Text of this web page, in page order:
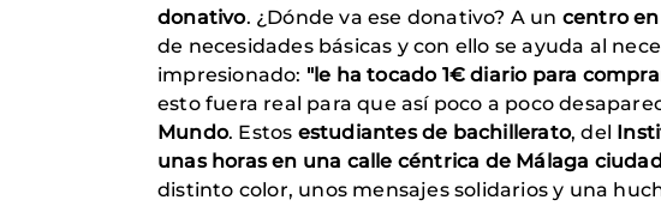
donativo. ¿Dónde va ese donativo? A un centro
de necesidades básicas y con ello se ayuda al
impresionado: "le ha tocado 1€ diario para
esto fuera real para que así poco a poco
Mundo. Estos estudiantes de bachillerato, del
unas horas en una calle céntrica de Málaga ciudad
distinto color, unos mensajes solidarios y una